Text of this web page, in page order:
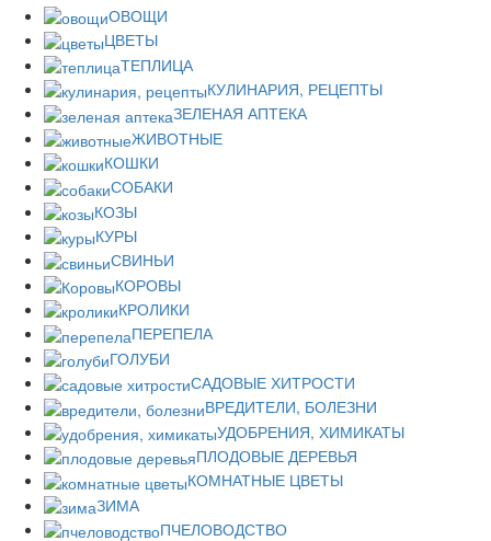
ОВОЩИ
ЦВЕТЫ
ТЕПЛИЦА
КУЛИНАРИЯ, РЕЦЕПТЫ
ЗЕЛЕНАЯ АПТЕКА
ЖИВОТНЫЕ
КОШКИ
СОБАКИ
КОЗЫ
КУРЫ
СВИНЬИ
КОРОВЫ
КРОЛИКИ
ПЕРЕПЕЛА
ГОЛУБИ
САДОВЫЕ ХИТРОСТИ
ВРЕДИТЕЛИ, БОЛЕЗНИ
УДОБРЕНИЯ, ХИМИКАТЫ
ПЛОДОВЫЕ ДЕРЕВЬЯ
КОМНАТНЫЕ ЦВЕТЫ
ЗИМА
ПЧЕЛОВОДСТВО